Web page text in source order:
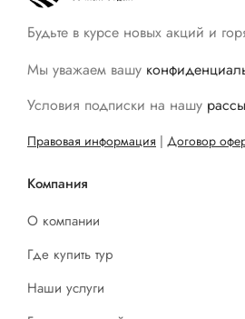
Будьте в курсе новых акций и
Мы уважаем вашу
Условия подписки на нашу
Правовая информация | Договор
Компания
О компании
Где купить тур
Наши услуги